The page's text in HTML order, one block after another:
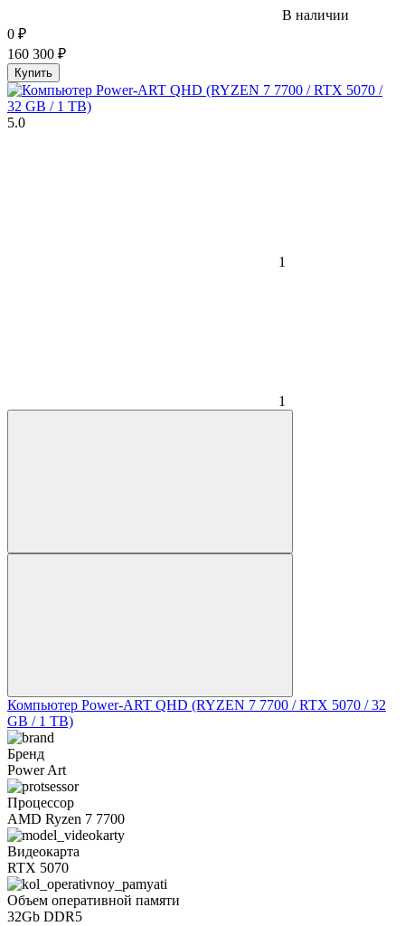
В наличии
0 ₽
160 300 ₽
Купить
5.0
1
1
Компьютер Power-ART QHD (RYZEN 7 7700 / RTX 5070 / 32
GB / 1 TB)
Бренд
Power Art
Процессор
AMD Ryzen 7 7700
Видеокарта
RTX 5070
Объем оперативной памяти
32Gb DDR5